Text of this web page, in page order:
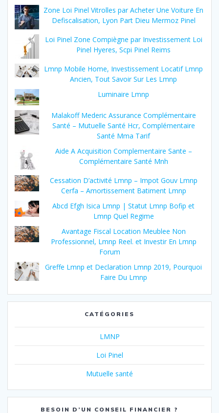
Zone Loi Pinel Vitrolles par Acheter Une Voiture En
Defiscalisation, Lyon Part Dieu Mermoz Pinel
Loi Pinel Zone Compiègne par Investissement Loi
Pinel Hyeres, Scpi Pinel Reims
Lmnp Mobile Home, Investissement Locatif Lmnp
Ancien, Tout Savoir Sur Les Lmnp
Luminaire Lmnp
Malakoff Mederic Assurance Complémentaire
Santé – Mutuelle Santé Hcr, Complémentaire
Santé Mma Tarif
Aide A Acquisition Complementaire Sante –
Complémentaire Santé Mnh
Cessation D’activité Lmnp – Impot Gouv Lmnp
Cerfa – Amortissement Batiment Lmnp
Abcd Efgh Isica Lmnp | Statut Lmnp Bofip et
Lmnp Quel Regime
Avantage Fiscal Location Meublee Non
Professionnel, Lmnp Reel. et Investir En Lmnp
Forum
Greffe Lmnp et Declaration Lmnp 2019, Pourquoi
Faire Du Lmnp
CATÉGORIES
LMNP
Loi Pinel
Mutuelle santé
BESOIN D’UN CONSEIL FINANCIER ?